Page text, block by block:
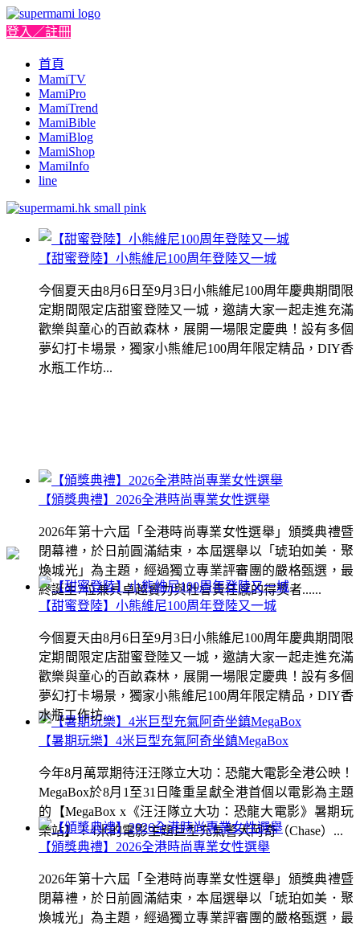
登入／註冊
首頁
MamiTV
MamiPro
MamiTrend
MamiBible
MamiBlog
MamiShop
MamiInfo
line
【甜蜜登陸】小熊維尼100周年登陸又一城
今個夏天由8月6日至9月3日小熊維尼100周年慶典期間限
定期間限定店甜蜜登陸又一城，邀請大家一起走進充滿
歡樂與童心的百畝森林，展開一場限定慶典！設有多個
夢幻打卡場景，獨家小熊維尼100周年限定精品，DIY香
水瓶工作坊...
【頒獎典禮】2026全港時尚專業女性選舉
2026年第十六屆「全港時尚專業女性選舉」頒獎典禮暨
閉幕禮，於日前圓滿結束，本屆選舉以「琥珀如美．聚
煥城光」為主題，經過獨立專業評審團的嚴格甄選，最
終誕生7位兼具卓越實力與社會責任感的得獎者......
【暑期玩樂】4米巨型充氣阿奇坐鎮MegaBox
今年8月萬眾期待汪汪隊立大功：恐龍大電影全港公映！
MegaBox於8月1至31日隆重呈獻全港首個以電影為主題
的【MegaBox x《汪汪隊立大功：恐龍大電影》暑期玩
樂站】！4米的電影主題巨型充氣警犬阿奇（Chase）...
【甜蜜登陸】小熊維尼100周年登陸又一城
今個夏天由8月6日至9月3日小熊維尼100周年慶典期間限
定期間限定店甜蜜登陸又一城，邀請大家一起走進充滿
歡樂與童心的百畝森林，展開一場限定慶典！設有多個
夢幻打卡場景，獨家小熊維尼100周年限定精品，DIY香
水瓶工作坊...
【頒獎典禮】2026全港時尚專業女性選舉
2026年第十六屆「全港時尚專業女性選舉」頒獎典禮暨
閉幕禮，於日前圓滿結束，本屆選舉以「琥珀如美．聚
煥城光」為主題，經過獨立專業評審團的嚴格甄選，最